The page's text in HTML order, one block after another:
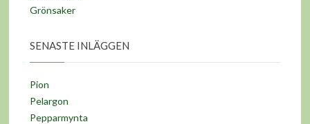
Grönsaker
SENASTE INLÄGGEN
Pion
Pelargon
Pepparmynta